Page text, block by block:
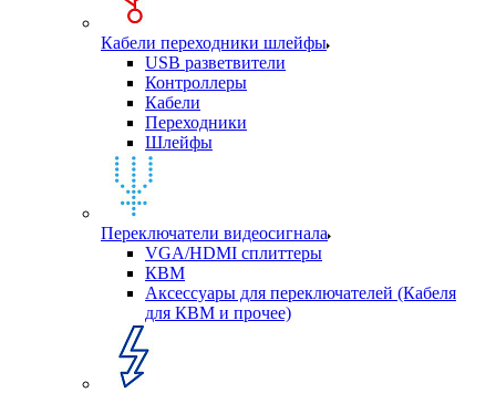
Кабели переходники шлейфы
USB разветвители
Контроллеры
Кабели
Переходники
Шлейфы
Переключатели видеосигнала
VGA/HDMI сплиттеры
КВМ
Аксессуары для переключателей (Кабеля
для КВМ и прочее)